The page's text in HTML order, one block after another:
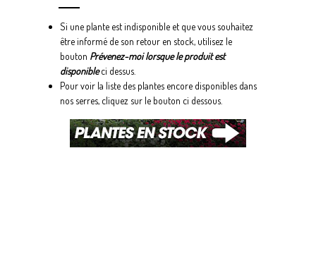
Si une plante est indisponible et que vous souhaitez
être informé de son retour en stock, utilisez le
bouton Prévenez-moi lorsque le produit est
disponibleci dessus.
Pour voir la liste des plantes encore disponibles dans
nos serres, cliquez sur le bouton ci dessous.